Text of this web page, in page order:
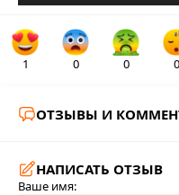
1 0 0 0
ОТЗЫВЫ И
НАПИСАТЬ ОТЗЫВ
Ваше имя: